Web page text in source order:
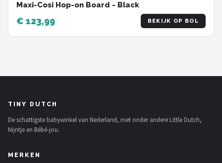
Maxi-Cosi Hop-on Board - Black
€ 123,99 BEKIJK OP BOL
TINY DUTCH
De schattigste babywinkel van Nederland, met onder andere Little Dutch,
Nijntje en Bébé-jou.
MERKEN